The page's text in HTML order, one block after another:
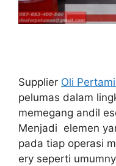
Supplier Oli
pelumas dalam
memegang andil
Menjadi elemen
pada tiap operasi
ery seperti